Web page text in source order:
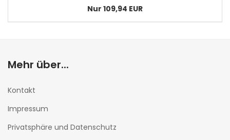
Nur 109,94 EUR
Mehr über...
Kontakt
Impressum
Privatsphäre und Datenschutz